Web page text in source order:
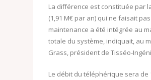
La différence est constituée par
(1,91 M€ par an) qui ne faisait
maintenance a été intégrée au
totale du système, indiquait, au
Grass, président de Tisséo-
Le débit du téléphérique sera